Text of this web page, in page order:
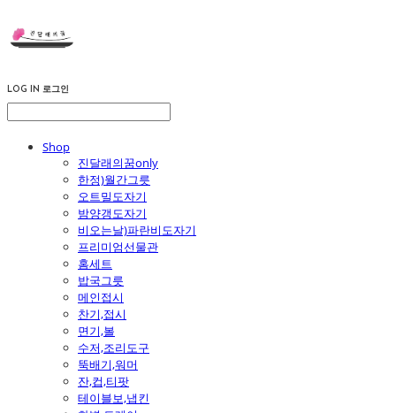
LOG IN 로그인
Shop
진달래의꿈only
한정)월간그릇
오트밀도자기
밤양갱도자기
비오는날)파란비도자기
프리미엄선물관
홈세트
밥국그릇
메인접시
찬기,접시
면기,볼
수저,조리도구
뚝배기,워머
잔,컵,티팟
테이블보,냅킨